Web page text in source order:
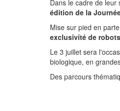
Dans le cadre de leur
édition de la
Mise sur pied en
exclusivité de
Le 3 juillet sera
biologique, en
Des parcours